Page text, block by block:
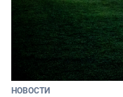
НОВОСТИ